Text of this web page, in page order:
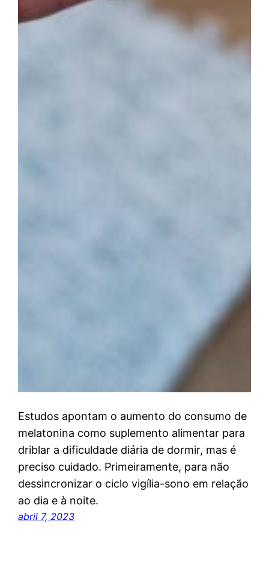
Estudos apontam o aumento do consumo de
melatonina como suplemento alimentar para
driblar a dificuldade diária de dormir, mas é
preciso cuidado. Primeiramente, para não
dessincronizar o ciclo vigília-sono em relação
ao dia e à noite.
abril 7, 2023